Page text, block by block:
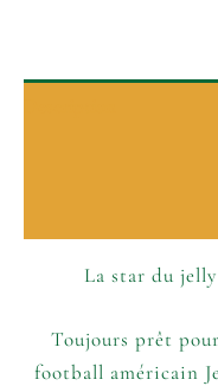
La star du
Toujours prêt
football américain